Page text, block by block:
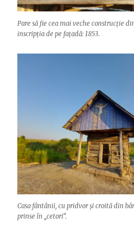
Pare să fie cea mai veche construcție
inscripția de pe fațadă: 1853.
Casa fântânii, cu pridvor și croită din
prinse în „cetori”.